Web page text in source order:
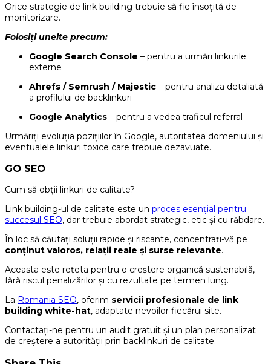
Orice strategie de link building trebuie să fie însoțită de
monitorizare.
Folosiți unelte precum:
Google Search Console – pentru a urmări linkurile
externe
Ahrefs / Semrush / Majestic – pentru analiza detaliată
a profilului de backlinkuri
Google Analytics – pentru a vedea traficul referral
Urmăriți evoluția pozițiilor în Google, autoritatea domeniului și
eventualele linkuri toxice care trebuie dezavuate.
GO SEO
Cum să obții linkuri de calitate?
Link building-ul de calitate este un proces esențial pentru
succesul SEO, dar trebuie abordat strategic, etic și cu răbdare.
În loc să căutați soluții rapide și riscante, concentrați-vă pe
conținut valoros, relații reale și surse relevante.
Aceasta este rețeta pentru o creștere organică sustenabilă,
fără riscul penalizărilor și cu rezultate pe termen lung.
La Romania SEO, oferim servicii profesionale de link
building white-hat, adaptate nevoilor fiecărui site.
Contactați-ne pentru un audit gratuit și un plan personalizat
de creștere a autorității prin backlinkuri de calitate.